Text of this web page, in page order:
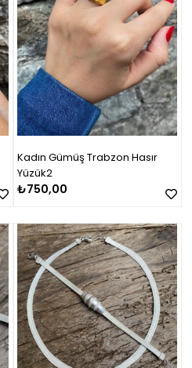
Kadın Gümüş Trabzon Hasır
Yüzük2
₺750,00